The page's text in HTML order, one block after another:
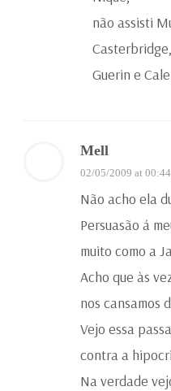
não assisti
Guerin e
Mell
02/05/2009 at 00:44
Não acho ela
Persuasão á
muito como a
Acho que às
nos cansamos
Vejo essa
contra a
Na verdade